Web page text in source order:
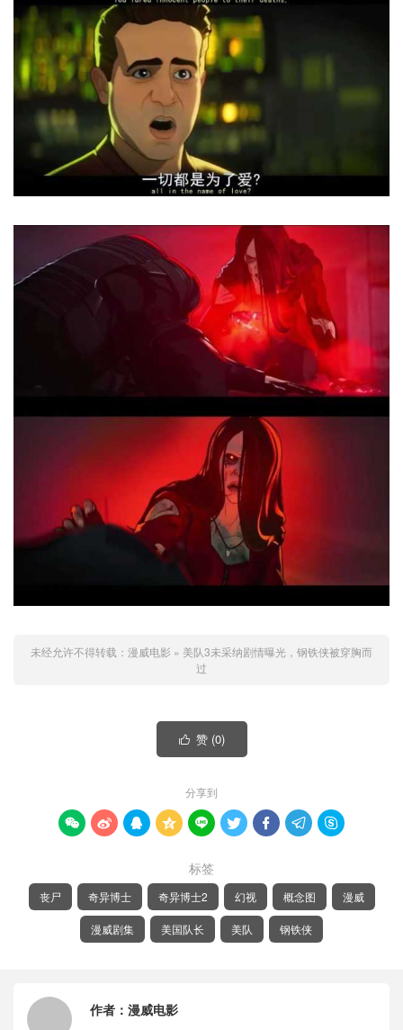
未经允许不得转载： 漫威电影 » 美队3未采纳剧情曝光，钢铁侠被穿胸而
过
 赞 (0)
分享到
        
标签
丧尸 奇异博士 奇异博士2 幻视 概念图 漫威
漫威剧集 美国队长 美队 钢铁侠
作者： 漫威电影